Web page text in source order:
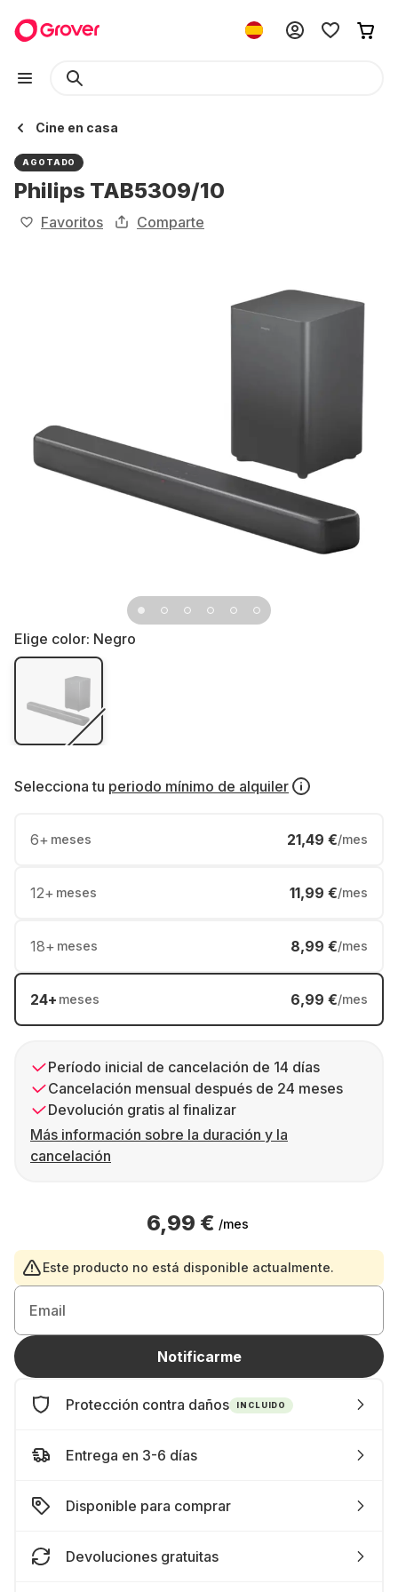
Cine en casa
AGOTADO
Philips TAB5309/10
Favoritos Comparte
Elige color: Negro
Selecciona tu periodo mínimo de alquiler
6+ meses 21,49 €/mes
12+ meses 11,99 €/mes
18+ meses 8,99 €/mes
24+ meses 6,99 €/mes
Período inicial de cancelación de 14 días
Cancelación mensual después de 24 meses
Devolución gratis al finalizar
Más información sobre la duración y la
cancelación
6,99 € /mes
Este producto no está disponible actualmente.
Email
Notificarme
Protección contra daños INCLUIDO
Entrega en 3-6 días
Disponible para comprar
Devoluciones gratuitas